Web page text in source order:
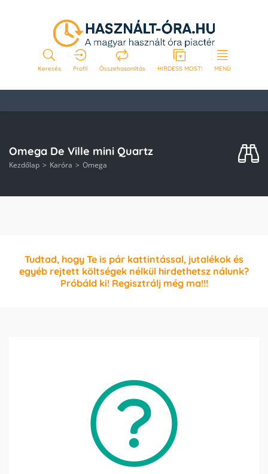
Keresés Profil Összehasonlítás HIRDESS MOST! MENÜ
Omega De Ville mini Quartz
Kezdőlap Karóra Omega
Tudtad, hogy Te is pár kattintással, jutalékok és
egyéb rejtett költségek nélkül hirdethetsz nálunk?
Próbáld ki! Regisztrálj még ma!!!